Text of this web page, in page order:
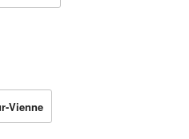
Vienne